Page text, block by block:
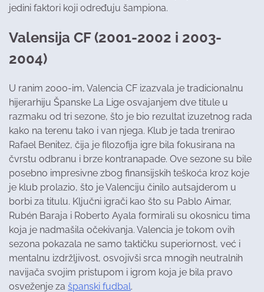
jedini faktori koji određuju šampiona.
Valensija CF (2001-2002 i 2003-
2004)
U ranim 2000-im, Valencia CF izazvala je tradicionalnu
hijerarhiju Španske La Lige osvajanjem dve titule u
razmaku od tri sezone, što je bio rezultat izuzetnog rada
kako na terenu tako i van njega. Klub je tada trenirao
Rafael Benitez, čija je filozofija igre bila fokusirana na
čvrstu odbranu i brze kontranapade. Ove sezone su bile
posebno impresivne zbog finansijskih teškoća kroz koje
je klub prolazio, što je Valenciju činilo autsajderom u
borbi za titulu. Ključni igrači kao što su Pablo Aimar,
Rubén Baraja i Roberto Ayala formirali su okosnicu tima
koja je nadmašila očekivanja. Valencia je tokom ovih
sezona pokazala ne samo taktičku superiornost, već i
mentalnu izdržljivost, osvojivši srca mnogih neutralnih
navijača svojim pristupom i igrom koja je bila pravo
osveženje za španski fudbal.